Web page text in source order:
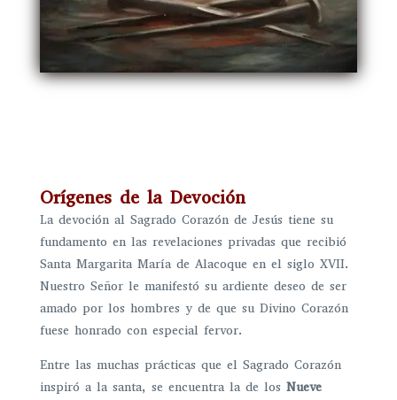
Orígenes de la Devoción
La devoción al Sagrado Corazón de Jesús tiene su
fundamento en las revelaciones privadas que recibió
Santa Margarita María de Alacoque en el siglo XVII.
Nuestro Señor le manifestó su ardiente deseo de ser
amado por los hombres y de que su Divino Corazón
fuese honrado con especial fervor.
Entre las muchas prácticas que el Sagrado Corazón
inspiró a la santa, se encuentra la de los Nueve